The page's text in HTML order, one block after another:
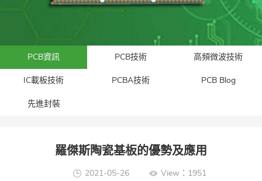
PCB資訊 PCB技術 高頻微波技術
IC載板技術 PCBA技術 PCB Blog
先進封裝​
羅傑斯陶瓷基板的優勢及應用
2021-05-26
View：1951